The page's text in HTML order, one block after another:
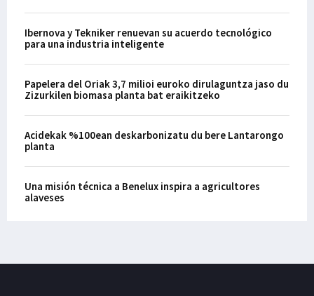
Ibernova y Tekniker renuevan su acuerdo tecnológico
para una industria inteligente
Papelera del Oriak 3,7 milioi euroko dirulaguntza jaso du
Zizurkilen biomasa planta bat eraikitzeko
Acidekak %100ean deskarbonizatu du bere Lantarongo
planta
Una misión técnica a Benelux inspira a agricultores
alaveses